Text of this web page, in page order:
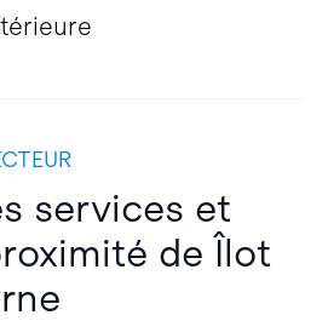
services et
de Îlot